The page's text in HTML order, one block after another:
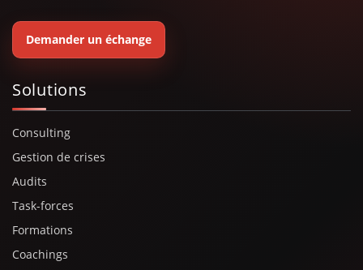
Demander un échange
Solutions
Consulting
Gestion de crises
Audits
Task-forces
Formations
Coachings